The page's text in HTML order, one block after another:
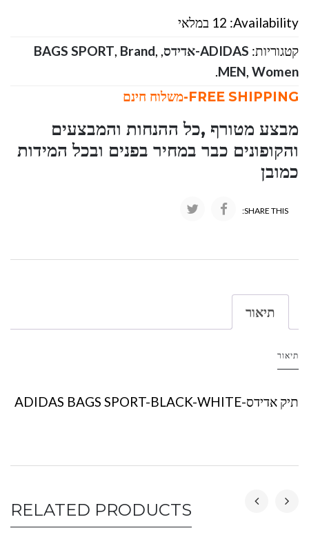
Availability: 12 במלאי
קטגוריות: ADIDAS-אדידס ,
BAGS SPORT, Brand,
MEN, Women
.
FREE SHIPPING-משלוח חינם
מבצע מטורף ,כל ההנחות והמבצעים
והקופונים כבר במחיר בפנים ובכל המידות
כמובן
SHARE THIS:
תיאור
תיאור
תיק אדידס-ADIDAS BAGS SPORT-BLACK-WHITE
RELATED PRODUCTS